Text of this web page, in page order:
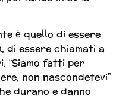
è quello di essere
essere chiamati a
“Siamo fatti per
non nascondetevi”
durano e danno